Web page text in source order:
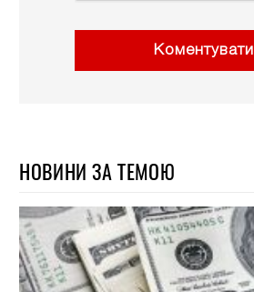
Коментувати
НОВИНИ ЗА ТЕМОЮ